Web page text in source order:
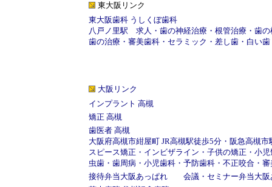
東大阪リンク
東大阪歯科 うしくぼ歯科
八戸ノ里駅
求人 ・ 歯の神経治療 ・ 根管治療 ・ 歯の
歯の治療 ・ 審美歯科 ・ セラミック ・ 差し歯 ・ 白い歯
大阪リンク
インプラント 高槻
矯正 高槻
歯医者 高槻
大阪府高槻市紺屋町 JR高槻駅徒歩5分 ・ 阪急高槻市
スピース矯正 ・ インビザライン ・ 子供の矯正 ・ 小児
虫歯 ・ 歯周病 ・ 小児歯科 ・ 予防歯科 ・ 不正咬合 ・ 審
接待弁当大阪あっぱれ
会議・セミナー弁当大